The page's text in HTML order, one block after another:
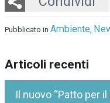
Pubblicato in Ambiente,
Articoli recenti
Il nuovo “Patto per